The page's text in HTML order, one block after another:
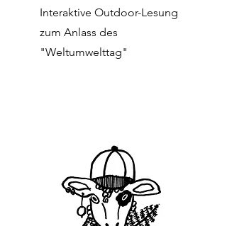
Interaktive Outdoor-Lesung
zum Anlass des
"Weltumwelttag"